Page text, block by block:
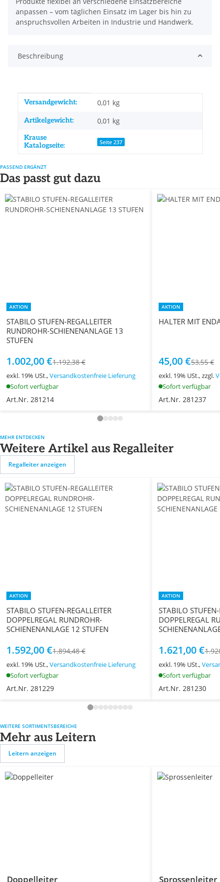
anpassen – vom täglichen Einsatz im Lager bis hin zu
anspruchsvollen Arbeiten in Industrie und Handwerk.
Beschreibung
Produkteigenschaft
Wert
Versandgewicht: 0,01 kg
Artikelgewicht: 0,01 kg
Krause
Katalogseite:
Seite 237
PASSEND ERGÄNZT
Das passt gut dazu
AKTION
STABILO STUFEN-REGALLEITER
RUNDROHR-SCHIENENANLAGE 13
STUFEN
1.002,00 €1.192,38 €
exkl. 19% USt.,Versandkostenfreie Lieferung
Sofort verfügbar
Art.Nr. 281214
AKTION
HALTER MIT
45,00 €53,55 €
exkl. 19% USt., zzgl.
Sofort verfügbar
Art.Nr. 281237
MEHR ENTDECKEN
Weitere Artikel aus Regalleiter
Regalleiter anzeigen
AKTION
STABILO STUFEN-REGALLEITER
DOPPELREGAL RUNDROHR-
SCHIENENANLAGE 12 STUFEN
1.592,00 €1.894,48 €
exkl. 19% USt.,Versandkostenfreie Lieferung
Sofort verfügbar
Art.Nr. 281229
AKTION
STABILO
DOPPELREGAL
1.621,00 €
exkl. 19% USt.,
Sofort verfügbar
Art.Nr. 281230
WEITERE SORTIMENTSBEREICHE
Mehr aus Leitern
Leitern anzeigen
Doppelleiter Sprossenleiter